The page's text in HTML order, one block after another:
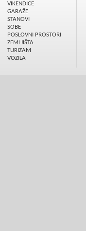
VIKENDICE
GARAŽE
STANOVI
SOBE
POSLOVNI PROSTORI
ZEMLJIŠTA
TURIZAM
VOZILA